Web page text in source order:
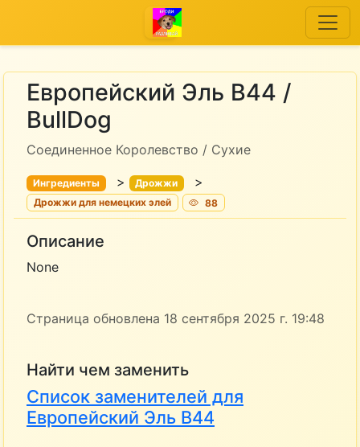
Европейский Эль B44 /
BullDog
Соединенное Королевство / Сухие
Ингредиенты > Дрожжи >
Дрожжи для немецких элей 88
Описание
None
Страница обновлена 18 сентября 2025 г. 19:48
Найти чем заменить
Список заменителей для
Европейский Эль B44